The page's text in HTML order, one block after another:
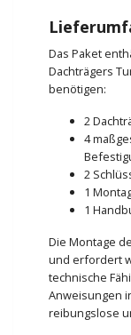
Das Paket
Dachträgers
benötigen:
2
4
2
1
1
Die Montage
und erfordert
technische
Anweisungen
reibungslose